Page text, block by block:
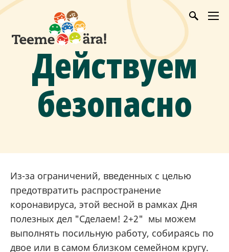
Действуем
безопасно
Из-за ограничений, введенных с целью
предотвратить распространение
коронавируса, этой весной в рамках Дня
полезных дел "Сделаем! 2+2" мы можем
выполнять посильную работу, собираясь по
двое или в самом близком семейном кругу.